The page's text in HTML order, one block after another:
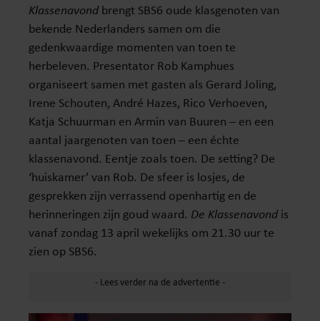
Klassenavond brengt SBS6 oude klasgenoten van
bekende Nederlanders samen om die
gedenkwaardige momenten van toen te
herbeleven. Presentator Rob Kamphues
organiseert samen met gasten als Gerard Joling,
Irene Schouten, André Hazes, Rico Verhoeven,
Katja Schuurman en Armin van Buuren – en een
aantal jaargenoten van toen – een échte
klassenavond. Eentje zoals toen. De setting? De
‘huiskamer’ van Rob. De sfeer is losjes, de
gesprekken zijn verrassend openhartig en de
herinneringen zijn goud waard. De Klassenavond is
vanaf zondag 13 april wekelijks om 21.30 uur te
zien op SBS6.